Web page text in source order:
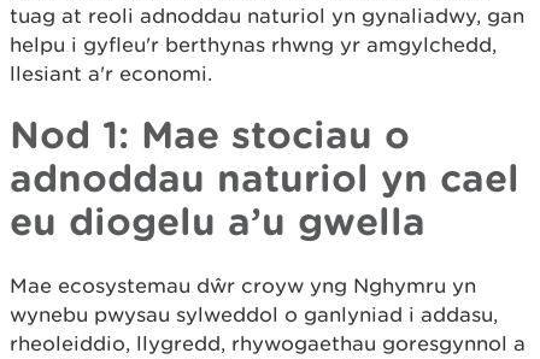
tuag at reoli adnoddau naturiol yn gynaliadwy, gan
helpu i gyfleu'r berthynas rhwng yr amgylchedd,
llesiant a'r economi.
Nod 1: Mae stociau o
adnoddau naturiol yn cael
eu diogelu a’u gwella
Mae ecosystemau dŵr croyw yng Nghymru yn
wynebu pwysau sylweddol o ganlyniad i addasu,
rheoleiddio, llygredd, rhywogaethau goresgynnol a